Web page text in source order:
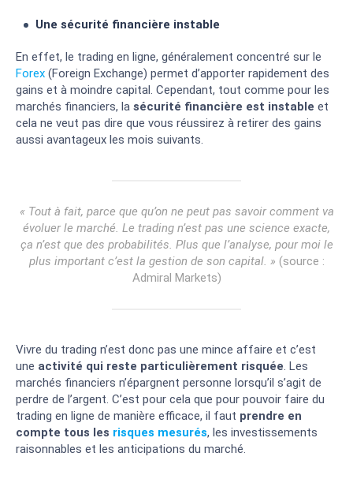
Une sécurité financière instable
En effet, le trading en ligne, généralement concentré sur le
Forex (Foreign Exchange) permet d’apporter rapidement des
gains et à moindre capital. Cependant, tout comme pour les
marchés financiers, la sécurité financière est instable et
cela ne veut pas dire que vous réussirez à retirer des gains
aussi avantageux les mois suivants.
« Tout à fait, parce que qu’on ne peut pas savoir comment va
évoluer le marché. Le trading n’est pas une science exacte,
ça n’est que des probabilités. Plus que l’analyse, pour moi le
plus important c’est la gestion de son capital. » (source :
Admiral Markets)
Vivre du trading n’est donc pas une mince affaire et c’est
une activité qui reste particulièrement risquée. Les
marchés financiers n’épargnent personne lorsqu’il s’agit de
perdre de l’argent. C’est pour cela que pour pouvoir faire du
trading en ligne de manière efficace, il faut prendre en
compte tous les risques mesurés, les investissements
raisonnables et les anticipations du marché.